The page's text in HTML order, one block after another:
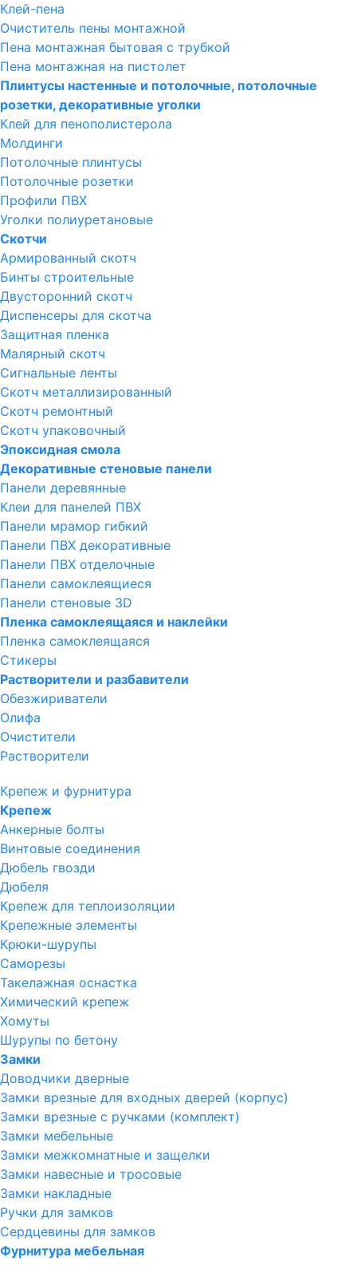
Клей-пена
Очиститель пены монтажной
Пена монтажная бытовая с трубкой
Пена монтажная на пистолет
Плинтусы настенные и потолочные, потолочные
розетки, декоративные уголки
Клей для пенополистерола
Молдинги
Потолочные плинтусы
Потолочные розетки
Профили ПВХ
Уголки полиуретановые
Скотчи
Армированный скотч
Бинты строительные
Двусторонний скотч
Диспенсеры для скотча
Защитная пленка
Малярный скотч
Сигнальные ленты
Скотч металлизированный
Скотч ремонтный
Скотч упаковочный
Эпоксидная смола
Декоративные стеновые панели
Панели деревянные
Клеи для панелей ПВХ
Панели мрамор гибкий
Панели ПВХ декоративные
Панели ПВХ отделочные
Панели самоклеящиеся
Панели стеновые 3D
Пленка самоклеящаяся и наклейки
Пленка самоклеящаяся
Стикеры
Растворители и разбавители
Обезжириватели
Олифа
Очистители
Растворители
Крепеж и фурнитура
Крепеж
Анкерные болты
Винтовые соединения
Дюбель гвозди
Дюбеля
Крепеж для теплоизоляции
Крепежные элементы
Крюки-шурупы
Саморезы
Такелажная оснастка
Химический крепеж
Хомуты
Шурупы по бетону
Замки
Доводчики дверные
Замки врезные для входных дверей (корпус)
Замки врезные с ручками (комплект)
Замки мебельные
Замки межкомнатные и защелки
Замки навесные и тросовые
Замки накладные
Ручки для замков
Сердцевины для замков
Фурнитура мебельная